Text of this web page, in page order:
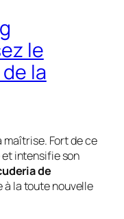
le
la
maîtrise. Fort de ce
intensifie son
de
à la toute nouvelle